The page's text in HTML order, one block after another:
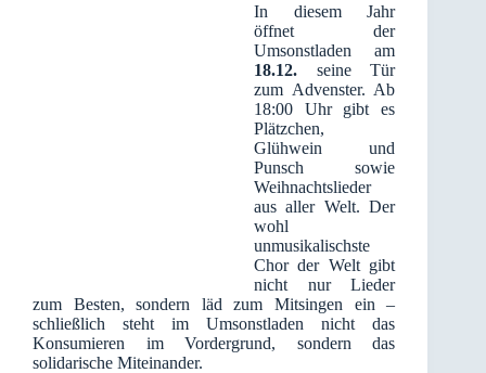
In diesem Jahr
öffnet der
Umsonstladen am
18.12. seine Tür
zum Advenster. Ab
18:00 Uhr gibt es
Plätzchen,
Glühwein und
Punsch sowie
Weihnachtslieder
aus aller Welt. Der
wohl
unmusikalischste
Chor der Welt gibt
nicht nur Lieder
zum Besten, sondern läd zum Mitsingen ein –
schließlich steht im Umsonstladen nicht das
Konsumieren im Vordergrund, sondern das
solidarische Miteinander.